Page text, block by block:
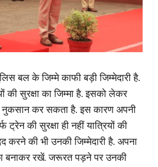
बल के जिम्मे काफी बड़ी जिम्मेदारी है.
की सुरक्षा का जिम्मा है. इसको लेकर
नुकसान कर सकता है. इस कारण अपनी
ट्रेन की सुरक्षा ही नहीं यात्रियों की
करने की भी उनकी जिम्मेदारी है. अपना
बनाकर रखें. जरूरत पड़ने पर उनकी